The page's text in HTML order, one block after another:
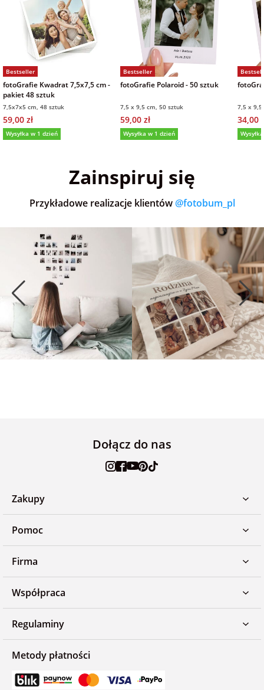
Bestseller
fotoGrafie Kwadrat 7,5x7,5 cm -
pakiet 48 sztuk
7,5x7x5 cm, 48 sztuk
59,00 zł
Wysyłka w 1 dzień
Bestseller
fotoGrafie Polaroid - 50 sztuk
7,5 x 9,5 cm, 50 sztuk
59,00 zł
Wysyłka w 1 dzień
7,5 x
34,00
Zainspiruj się
Przykładowe realizacje klientów @fotobum_pl
Dołącz do nas
Zakupy
Pomoc
Firma
Współpraca
Regulaminy
Metody płatności